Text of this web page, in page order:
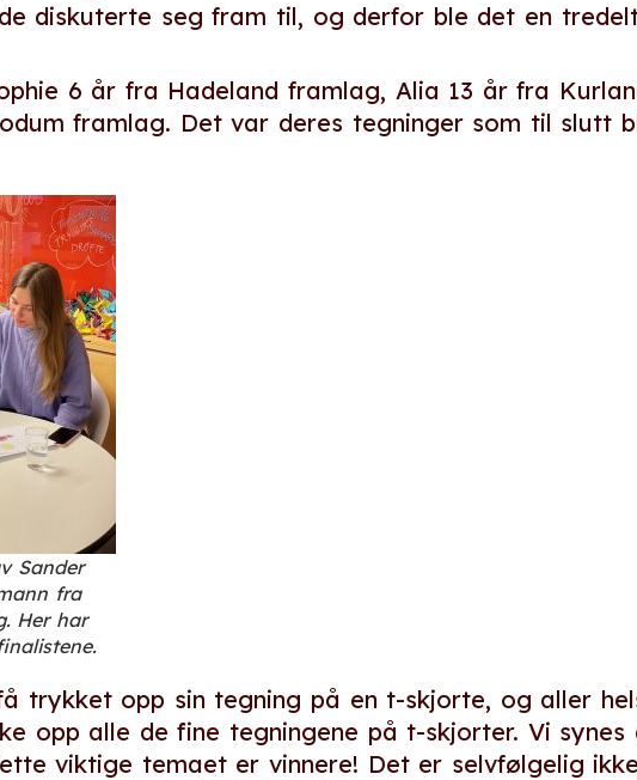
diskuterte seg fram til, og derfor ble det en
6 år fra Hadeland framlag, Alia 13 år fra
framlag. Det var deres tegninger som til slutt
Sander
fra
Her har
trykket opp sin tegning på en t-skjorte, og aller
opp alle de fine tegningene på t-skjorter. Vi synes
viktige temaet er vinnere! Det er selvfølgelig